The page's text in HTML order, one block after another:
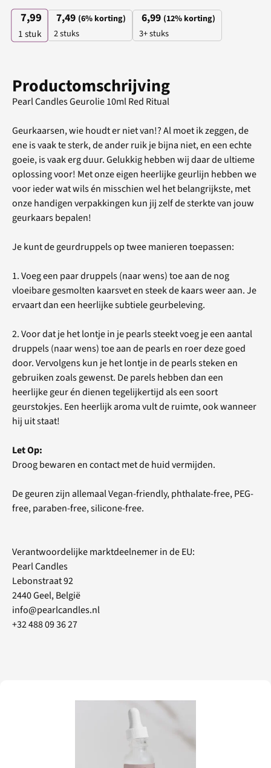
7,99
1stuk
7,49 (6% korting)
2 stuks
6,99 (12% korting)
3+ stuks
Productomschrijving
Pearl Candles Geurolie 10ml Red Ritual
Geurkaarsen, wie houdt er niet van!? Al moet ik zeggen, de
ene is vaak te sterk, de ander ruik je bijna niet, en een echte
goeie, is vaak erg duur. Gelukkig hebben wij daar de ultieme
oplossing voor! Met onze eigen heerlijke geurlijn hebben we
voor ieder wat wils én misschien wel het belangrijkste, met
onze handigen verpakkingen kun jij zelf de sterkte van jouw
geurkaars bepalen!
Je kunt de geurdruppels op twee manieren toepassen:
1. Voeg een paar druppels (naar wens) toe aan de nog
vloeibare gesmolten kaarsvet en steek de kaars weer aan. Je
ervaart dan een heerlijke subtiele geurbeleving.
2. Voor dat je het lontje in je pearls steekt voeg je een aantal
druppels (naar wens) toe aan de pearls en roer deze goed
door. Vervolgens kun je het lontje in de pearls steken en
gebruiken zoals gewenst. De parels hebben dan een
heerlijke geur én dienen tegelijkertijd als een soort
geurstokjes. Een heerlijk aroma vult de ruimte, ook wanneer
hij uit staat!
Let Op:
Droog bewaren en contact met de huid vermijden.
De geuren zijn allemaal Vegan-friendly, phthalate-free, PEG-
free, paraben-free, silicone-free.
Verantwoordelijke marktdeelnemer in de EU:
Pearl Candles
Lebonstraat 92
2440 Geel, België
info@pearlcandles.nl
+32 488 09 36 27